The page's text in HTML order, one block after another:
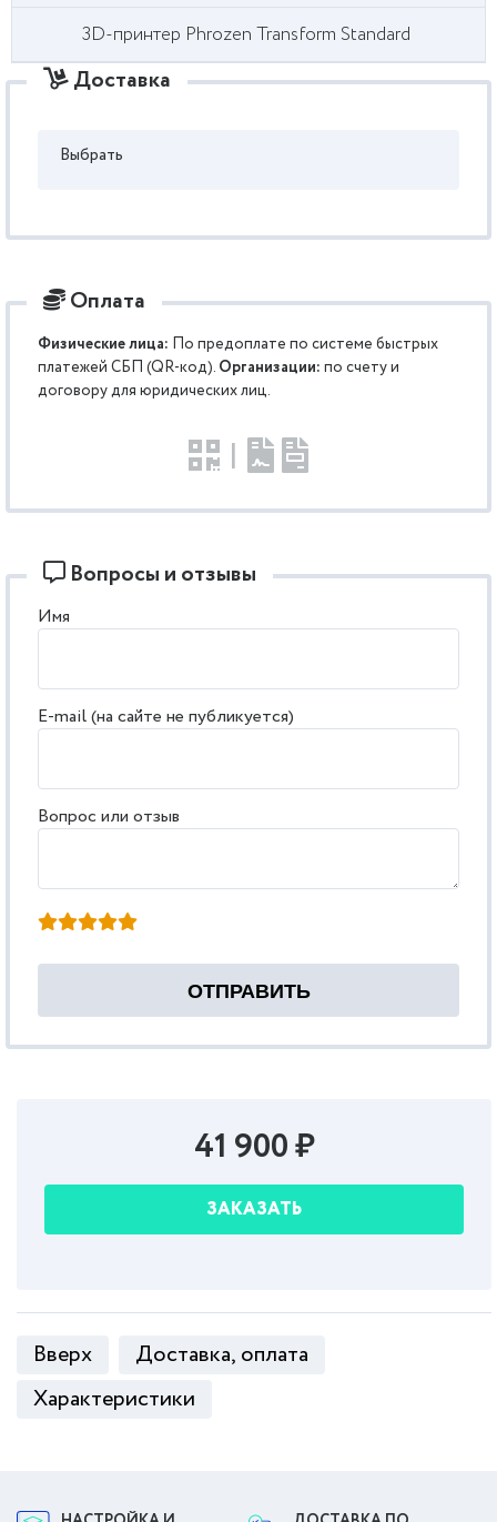
3D-принтер Phrozen Transform Standard
Доставка
Выбрать
Оплата
Физические лица: По предоплате по системе быстрых
платежей СБП (QR-код). Организации: по счету и
договору для юридических лиц.
|
Вопросы и отзывы
Имя
E-mail (на сайте не публикуется)
Вопрос или отзыв
41 900 ₽
ЗАКАЗАТЬ
Вверх
Доставка, оплата
Характеристики